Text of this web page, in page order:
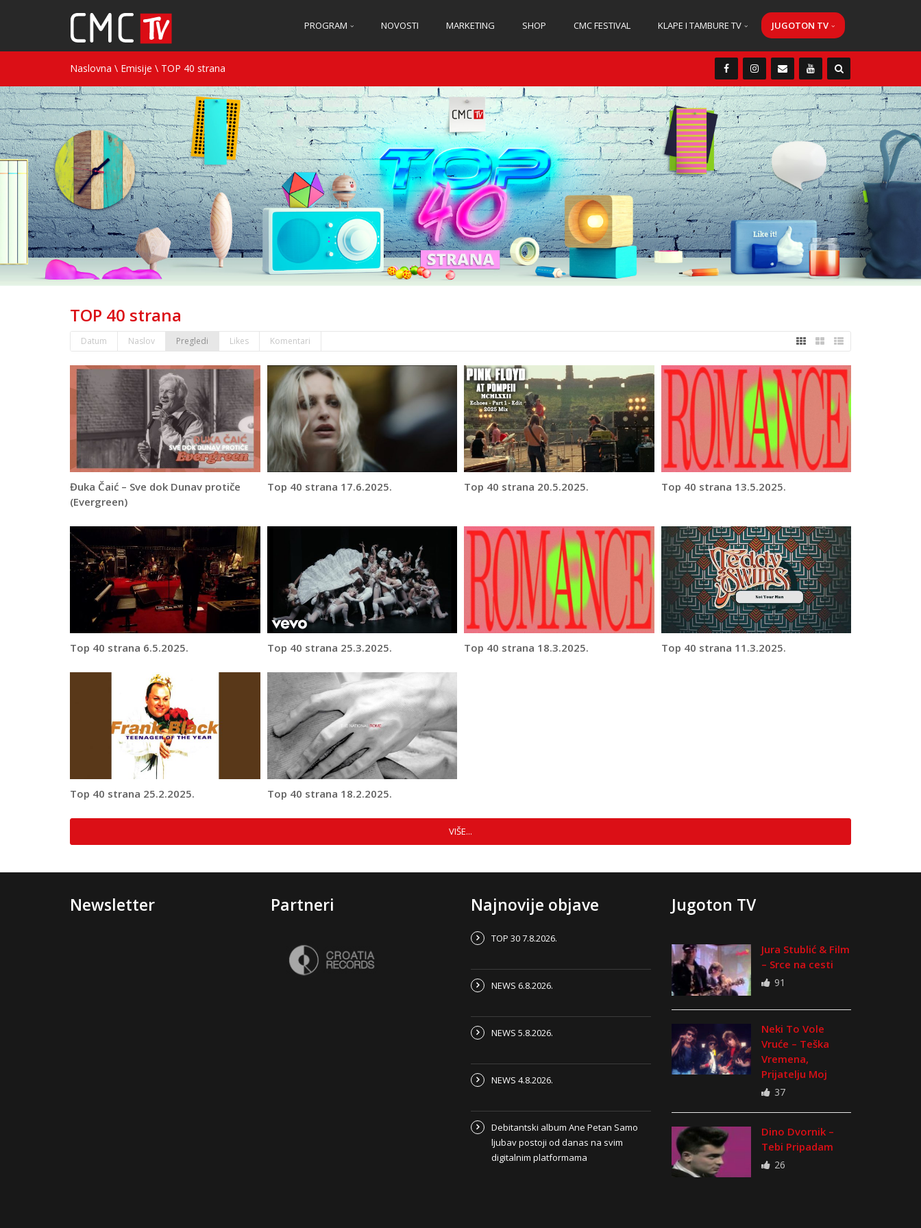
PROGRAM NOVOSTI MARKETING SHOP CMC FESTIVAL KLAPE I TAMBURE TV JUGOTON TV
Naslovna \ Emisije \ TOP 40 strana
TOP 40 strana
Datum Naslov Pregledi Likes Komentari
Đuka Čaić – Sve dok Dunav protiče
(Evergreen)
Top 40 strana 17.6.2025. Top 40 strana 20.5.2025. Top 40 strana 13.5.2025.
Top 40 strana 6.5.2025. Top 40 strana 25.3.2025. Top 40 strana 18.3.2025. Top 40 strana 11.3.2025.
Top 40 strana 25.2.2025. Top 40 strana 18.2.2025.
VIŠE...
Newsletter Partneri Najnovije objave
TOP 30 7.8.2026.
NEWS 6.8.2026.
NEWS 5.8.2026.
NEWS 4.8.2026.
Debitantski album Ane Petan Samo
ljubav postoji od danas na svim
digitalnim platformama
Jugoton TV
Jura Stublić & Film
– Srce na cesti
91
Neki To Vole
Vruće – Teška
Vremena,
Prijatelju Moj
37
Dino Dvornik –
Tebi Pripadam
26